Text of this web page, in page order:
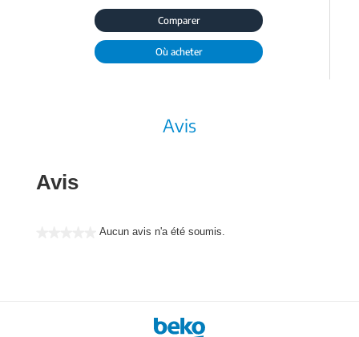
Comparer
Où acheter
Avis
Avis
Aucun avis n'a été soumis.